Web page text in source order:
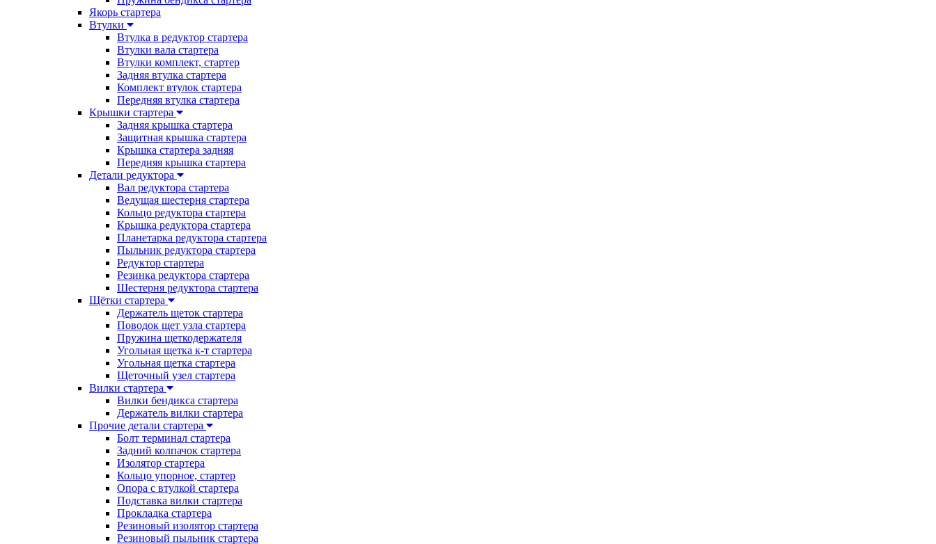
Якорь стартера
Втулки
Втулка в редуктор стартера
Втулки вала стартера
Втулки комплект, стартер
Задняя втулка стартера
Комплект втулок стартера
Передняя втулка стартера
Крышки стартера
Задняя крышка стартера
Защитная крышка стартера
Крышка стартера задняя
Передняя крышка стартера
Детали редуктора
Вал редуктора стартера
Ведущая шестерня стартера
Кольцо редуктора стартера
Крышка редуктора стартера
Планетарка редуктора стартера
Пыльник редуктора стартера
Редуктор стартера
Резинка редуктора стартера
Шестерня редуктора стартера
Щётки стартера
Держатель щеток стартера
Поводок щет узла стартера
Пружина щеткодержателя
Угольная щетка к-т стартера
Угольная щетка стартера
Щеточный узел стартера
Вилки стартера
Вилки бендикса стартера
Держатель вилки стартера
Прочие детали стартера
Болт терминал стартера
Задний колпачок стартера
Изолятор стартера
Кольцо упорное, стартер
Опора с втулкой стартера
Подставка вилки стартера
Прокладка стартера
Резиновый изолятор стартера
Резиновый пыльник стартера